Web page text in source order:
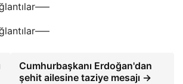
Cumhurbaşkanı Erdoğan'dan
şehit ailesine taziye mesajı →